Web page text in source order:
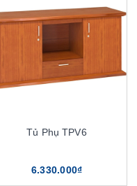
Tủ Phụ TPV6
6.330.000₫